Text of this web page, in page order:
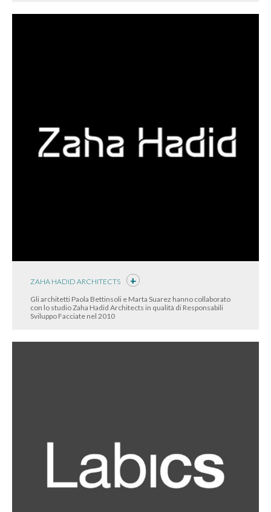
ZAHA HADID ARCHITECTS
Gli architetti Paola Bettinsoli e Marta Suarez hanno collaborato
con lo studio Zaha Hadid Architects in qualità di Responsabili
Sviluppo Facciate nel 2010